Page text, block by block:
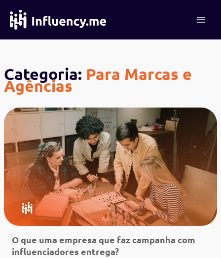
para
conteúdo
Categoria: Para Marcas e
Agências
O que uma empresa que faz campanha com
influenciadores entrega?